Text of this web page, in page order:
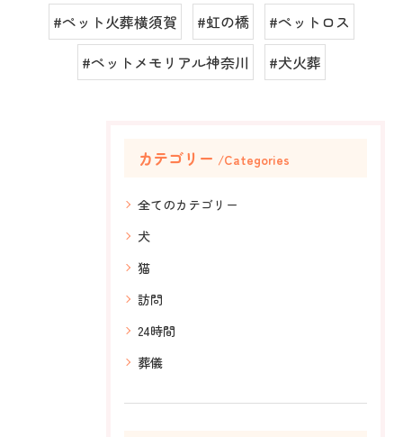
#ペット火葬横須賀 #虹の橋
#ペットロス
#ペットメモリアル神奈川
#犬火葬
カテゴリー Categories
全てのカテゴリー
犬
猫
訪問
24時間
葬儀